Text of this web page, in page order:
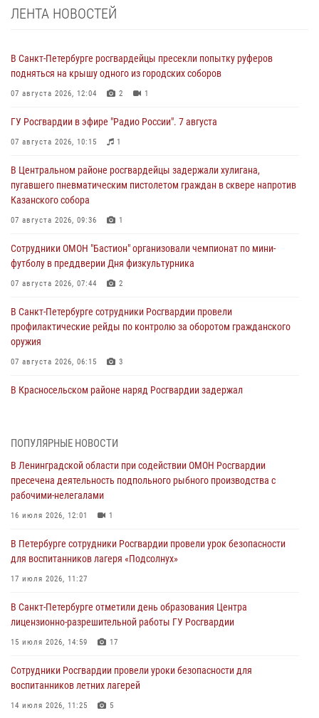
ЛЕНТА НОВОСТЕЙ
В Санкт-Петербурге росгвардейцы пресекли попытку руферов
подняться на крышу одного из городских соборов
07 августа 2026, 12:04 2 1
ГУ Росгвардии в эфире "Радио России". 7 августа
07 августа 2026, 10:15 1
В Центральном районе росгвардейцы задержали хулигана,
пугавшего пневматическим пистолетом граждан в сквере напротив
Казанского собора
07 августа 2026, 09:36 1
Сотрудники ОМОН "Бастион" организовали чемпионат по мини-
футболу в преддверии Дня физкультурника
07 августа 2026, 07:44 2
В Санкт-Петербурге сотрудники Росгвардии провели
профилактические рейды по контролю за оборотом гражданского
оружия
07 августа 2026, 06:15 3
В Красносельском районе наряд Росгвардии задержал
06 августа 2026, 13:39 1
В Центральном районе росгвардейцы оперативно задержали
хулигана, стрелявшего из пускового устройства рядом с жилыми
домами
06 августа 2026, 11:36
Сотрудники и военнослужащие Росгвардии обеспечили
правопорядок при проведении матча "Зенит" - "Балтика"
06 августа 2026, 07:30
В Выборгском районе наряд Росгвардии обнаружил
разыскиваемый преступный автотранспорт
05 августа 2026, 12:25 2
Петербургские росгвардейцы обнаружили объявленный в розыск
автомобиль, ранее использовавшийся при совершении кражи в
Ленобласти
ПОПУЛЯРНЫЕ НОВОСТИ
В Ленинградской области при содействии ОМОН Росгвардии
пресечена деятельность подпольного рыбного производства с
рабочими-нелегалами
16 июля 2026, 12:01 1
В Петербурге сотрудники Росгвардии провели урок безопасности
для воспитанников лагеря «Подсолнух»
17 июля 2026, 11:27
В Санкт-Петербурге отметили день образования Центра
лицензионно-разрешительной работы ГУ Росгвардии
15 июля 2026, 14:59 17
Сотрудники Росгвардии провели уроки безопасности для
воспитанников летних лагерей
14 июля 2026, 11:25 5